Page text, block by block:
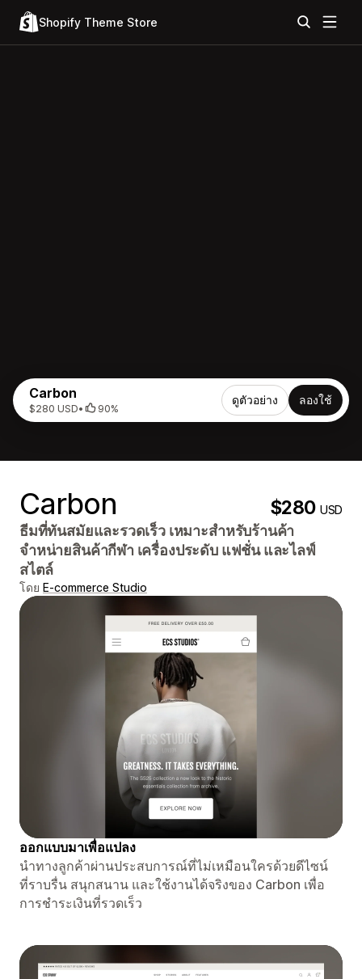
Shopify Theme Store
Carbon
$280 USD• 90%
ดูตัวอย่าง ลองใช้
Carbon $280USD
ธีมที่ทันสมัยและรวดเร็ว เหมาะสำหรับร้านค้า
จำหน่ายสินค้ากีฬา เครื่องประดับ แฟชั่น และไลฟ์
สไตล์
โดย E-commerce Studio
ออกแบบมาเพื่อแปลง
นำทางลูกค้าผ่านประสบการณ์ที่ไม่เหมือนใครด้วยดีไซน์
ที่ราบรื่น สนุกสนาน และใช้งานได้จริงของ Carbon เพื่อ
การชำระเงินที่รวดเร็ว